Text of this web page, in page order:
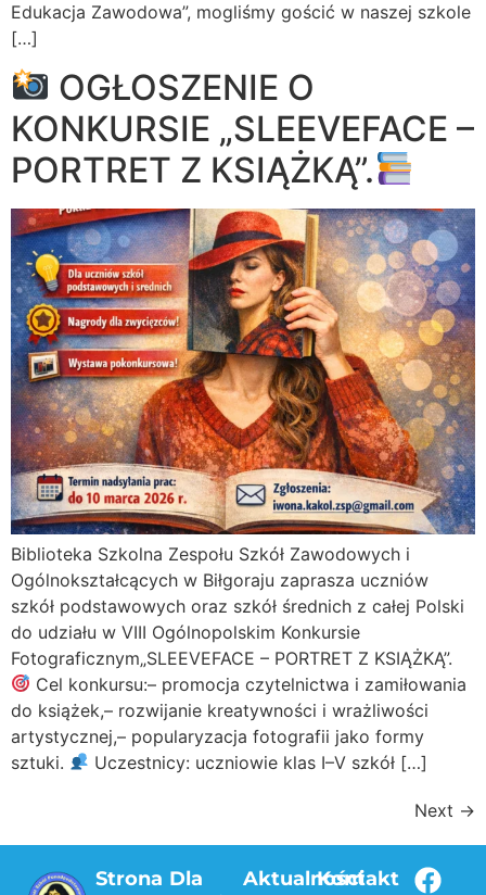
Edukacja Zawodowa”, mogliśmy gościć w naszej szkole
[…]
OGŁOSZENIE O
KONKURSIE „SLEEVEFACE –
PORTRET Z KSIĄŻKĄ”.
Biblioteka Szkolna Zespołu Szkół Zawodowych i
Ogólnokształcących w Biłgoraju zaprasza uczniów
szkół podstawowych oraz szkół średnich z całej Polski
do udziału w VIII Ogólnopolskim Konkursie
Fotograficznym„SLEEVEFACE – PORTRET Z KSIĄŻKĄ”.
Cel konkursu:– promocja czytelnictwa i zamiłowania
do książek,– rozwijanie kreatywności i wrażliwości
artystycznej,– popularyzacja fotografii jako formy
sztuki.
Uczestnicy: uczniowie klas I–V szkół […]
Next →
Strona Dla
Aktualności
Kontakt